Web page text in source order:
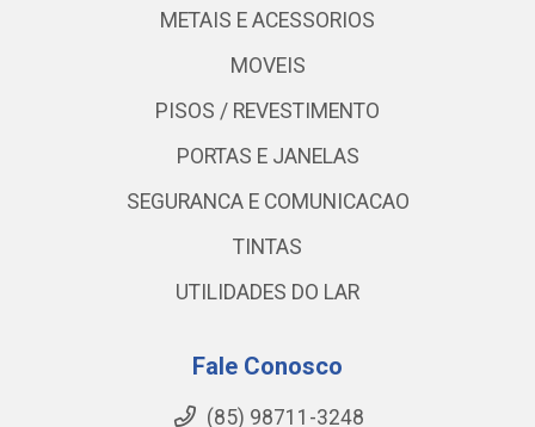
METAIS E ACESSORIOS
MOVEIS
PISOS / REVESTIMENTO
PORTAS E JANELAS
SEGURANCA E COMUNICACAO
TINTAS
UTILIDADES DO LAR
Fale Conosco
(85) 98711-3248